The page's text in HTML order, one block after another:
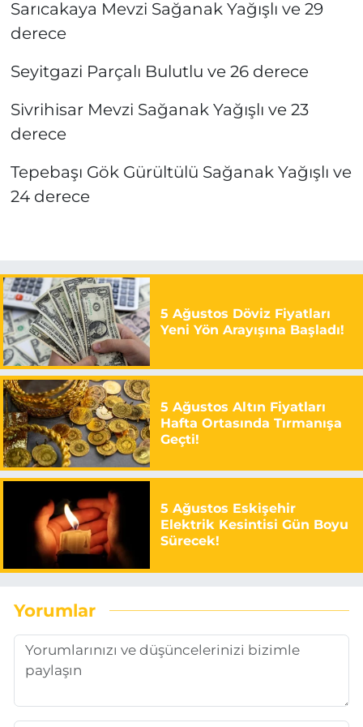
Sarıcakaya Mevzi Sağanak Yağışlı ve 29
derece
Seyitgazi Parçalı Bulutlu ve 26 derece
Sivrihisar Mevzi Sağanak Yağışlı ve 23
derece
Tepebaşı Gök Gürültülü Sağanak Yağışlı ve
24 derece
5 Ağustos Döviz Fiyatları
Yeni Yön Arayışına Başladı!
5 Ağustos Altın Fiyatları
Hafta Ortasında Tırmanışa
Geçti!
5 Ağustos Eskişehir
Elektrik Kesintisi Gün Boyu
Sürecek!
Yorumlar